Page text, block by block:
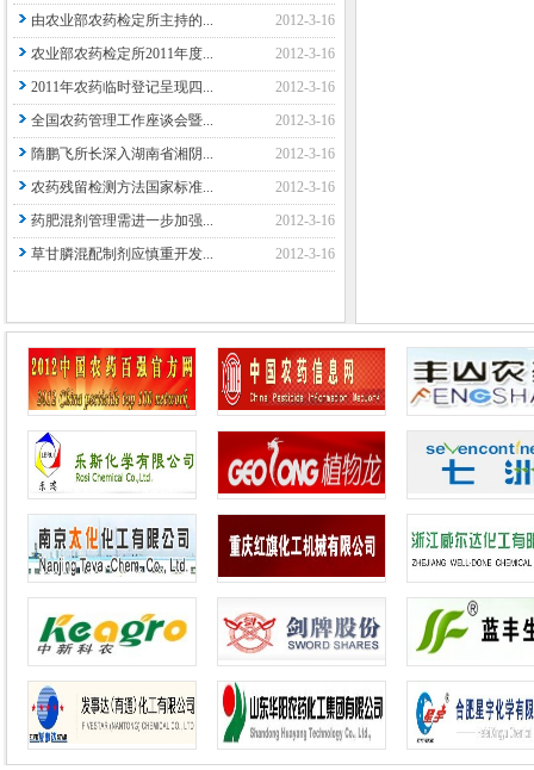
由农业部农药检定所主持的...
2012-3-16
农业部农药检定所2011年度...
2012-3-16
2011年农药临时登记呈现四...
2012-3-16
全国农药管理工作座谈会暨...
2012-3-16
隋鹏飞所长深入湖南省湘阴...
2012-3-16
农药残留检测方法国家标准...
2012-3-16
药肥混剂管理需进一步加强...
2012-3-16
草甘膦混配制剂应慎重开发...
2012-3-16